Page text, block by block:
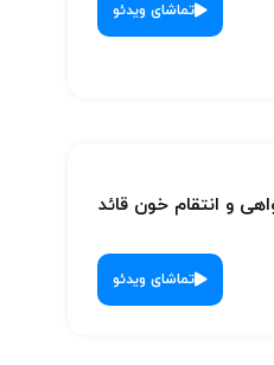
تماشای ویدئو
و انتقام خون قائد
تماشای ویدئو